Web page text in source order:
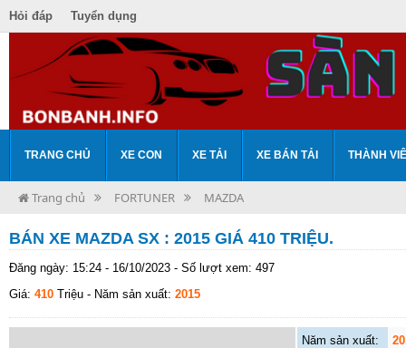
Hỏi đáp Tuyển dụng
TRANG CHỦ XE CON XE TẢI XE BÁN TẢI THÀNH
Trang chủ FORTUNER MAZDA
BÁN XE MAZDA SX : 2015 GIÁ 410 TRIỆU.
Đăng ngày: 15:24 - 16/10/2023 - Số lượt xem: 497
Giá: 410 Triệu - Năm sản xuất: 2015
Năm sản xuất: